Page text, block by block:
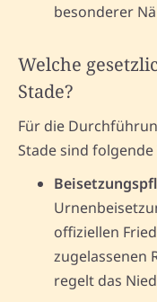
besonderer
Welche
Stade?
Für die
Stade sind
offiziellen
zugelassenen
regelt das